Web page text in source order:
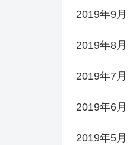
2019年9月
2019年8月
2019年7月
2019年6月
2019年5月